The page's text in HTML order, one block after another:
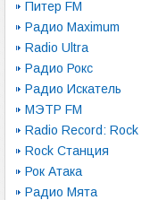
Питер FM
Радио Maximum
Radio Ultra
Радио Рокс
Радио Искатель
МЭТР FM
Radio Record: Rock
Rock Станция
Рок Атака
Радио Мята